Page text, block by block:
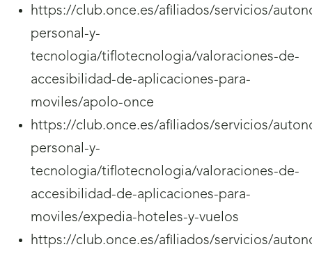
https://club.once.es/afiliados/servicios/
personal-y-
tecnologia/tiflotecnologia/valoraciones-de-
accesibilidad-de-aplicaciones-para-
moviles/apolo-once
https://club.once.es/afiliados/servicios/
personal-y-
tecnologia/tiflotecnologia/valoraciones-de-
accesibilidad-de-aplicaciones-para-
moviles/expedia-hoteles-y-vuelos
https://club.once.es/afiliados/servicios/